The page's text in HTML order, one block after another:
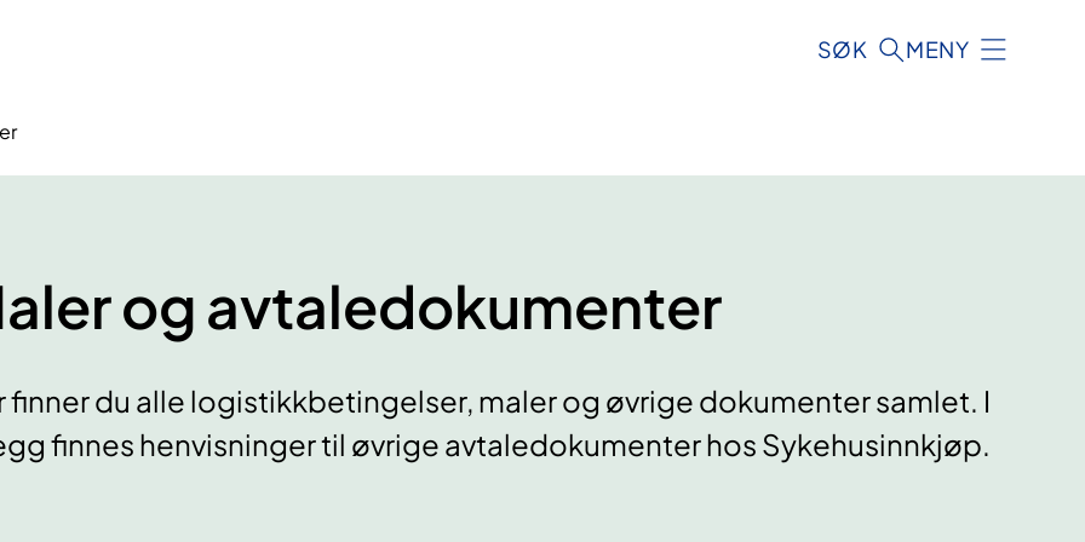
SØK MENY
og avtaledokumenter
finner du alle logistikkbetingelser, maler og øvrige dokumenter samlet. I
finnes henvisninger til øvrige avtaledokumenter hos Sykehusinnkjøp.